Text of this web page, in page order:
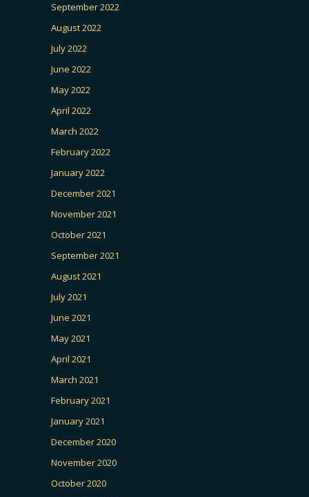
September 2022
August 2022
July 2022
June 2022
May 2022
April 2022
March 2022
February 2022
January 2022
December 2021
November 2021
October 2021
September 2021
August 2021
July 2021
June 2021
May 2021
April 2021
March 2021
February 2021
January 2021
December 2020
November 2020
October 2020